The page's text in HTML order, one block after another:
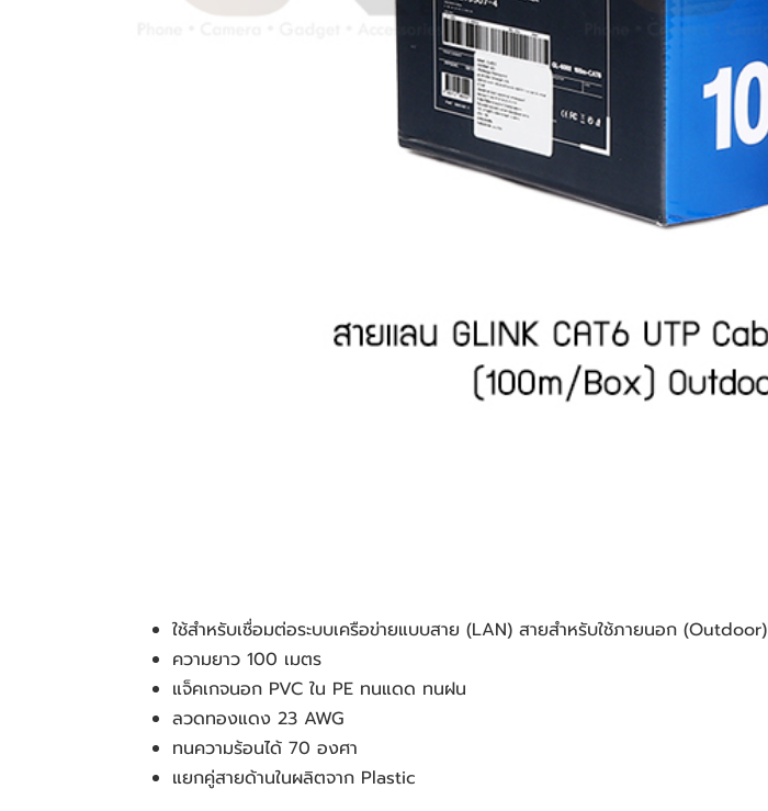
ใช้สำหรับเชื่อมต่อระบบเครือข่ายแบบสาย (LAN) สายสำหรับใช้ภายนอก (Outdoor)
ความยาว 100 เมตร
แจ็คเกจนอก PVC ใน PE ทนแดด ทนฝน
ลวดทองแดง 23 AWG
ทนความร้อนได้ 70 องศา
แยกคู่สายด้านในผลิตจาก Plastic